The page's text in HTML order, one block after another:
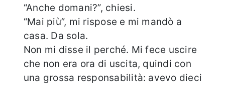
“Anche domani?”, chiesi.
“Mai più”, mi rispose e mi mandò a
casa. Da sola.
Non mi disse il perché. Mi fece uscire
che non era ora di uscita, quindi con
una grossa responsabilità: avevo dieci